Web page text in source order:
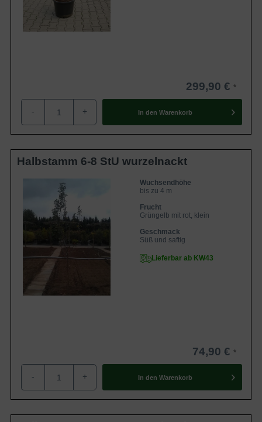
299,90 €
- + In den Warenkorb
Halbstamm 6-8 StU wurzelnackt
Wuchsendhöhe
bis zu 4 m
Frucht
Grüngelb mit rot, klein
Geschmack
Süß und saftig
Lieferbar ab KW43
74,90 €
- + In den Warenkorb